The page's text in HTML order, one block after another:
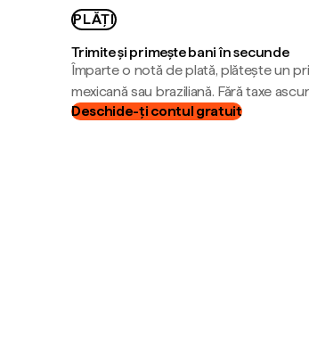
PLĂȚI
Trimite și primește bani în secunde
Împarte o notă de plată, plătește un
mexicană sau braziliană. Fără taxe
Deschide-ți contul gratuit